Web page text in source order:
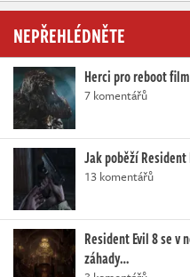
NEPŘEHLÉDNĚTE
Herci pro reboot
7 komentářů
Jak poběží Resident
13 komentářů
Resident Evil 8 se
záhady…